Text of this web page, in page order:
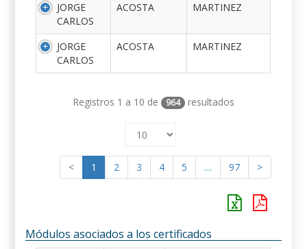
JORGE
CARLOS
ACOSTA MARTINEZ
JORGE
CARLOS
ACOSTA MARTINEZ
Registros 1 a 10 de 964 resultados
< 1 2 3 4 5 … 97 >
Módulos asociados a los certificados